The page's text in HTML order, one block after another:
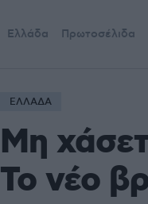
Ελλάδα Πρωτοσέλιδα
ΕΛΛΑΔΑ
Μη
Το νέο